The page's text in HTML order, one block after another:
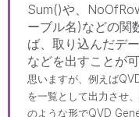
Sum()や、
ーブル名)などの関
ば、取り込んだデ
などを出すことが可
思いますが、例えば
を一覧として出力させ
のような形でQVD